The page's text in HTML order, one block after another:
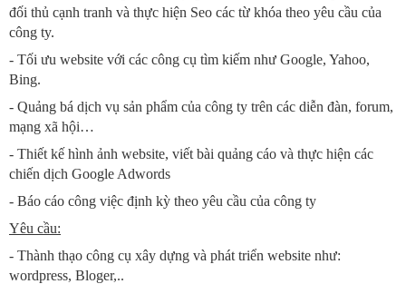
đối thủ cạnh tranh và thực hiện Seo các từ khóa theo yêu cầu của
công ty.
- Tối ưu website với các công cụ tìm kiếm như Google, Yahoo,
Bing.
- Quảng bá dịch vụ sản phẩm của công ty trên các diễn đàn, forum,
mạng xã hội…
- Thiết kế hình ảnh website, viết bài quảng cáo và thực hiện các
chiến dịch Google Adwords
- Báo cáo công việc định kỳ theo yêu cầu của công ty
Yêu cầu:
- Thành thạo công cụ xây dựng và phát triển website như:
wordpress, Bloger,..